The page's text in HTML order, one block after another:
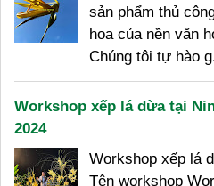
sản phẩm thủ
hoa của nền văn
Chúng tôi tự hào
Workshop xếp lá dừa tại
2024
Workshop xếp lá
Tên workshop